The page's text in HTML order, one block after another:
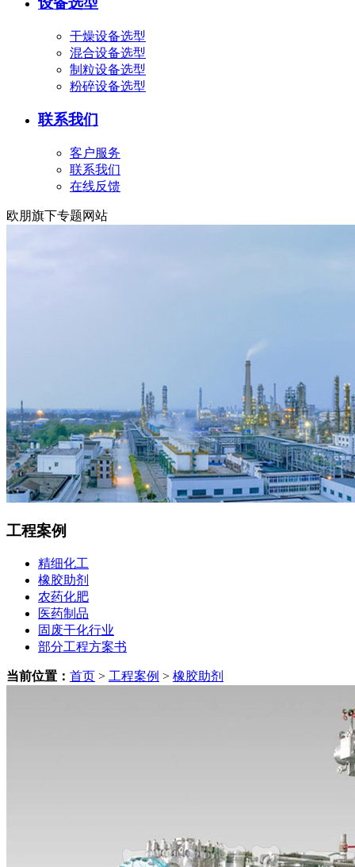
干燥设备选型
混合设备选型
制粒设备选型
粉碎设备选型
联系我们
客户服务
联系我们
在线反馈
欧朋旗下专题网站
工程案例
精细化工
橡胶助剂
农药化肥
医药制品
固废干化行业
部分工程方案书
当前位置： 首页 > 工程案例 > 橡胶助剂